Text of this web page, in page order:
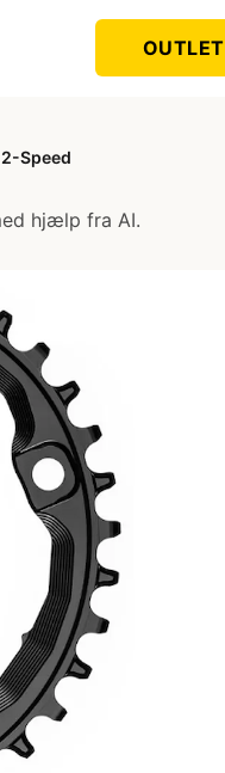
OUTLET
Speed
hjælp fra AI.